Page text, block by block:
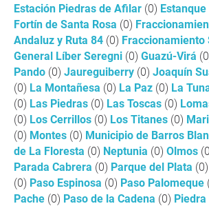
Estación Piedras de Afilar (0)
Fortín de Santa Rosa (0)
Andaluz y Ruta 84 (0) Fraccionamiento
General Líber Seregni (0) Guazú-Virá
Pando (0) Jaureguiberry (0) Joaquín
(0) La Montañesa (0) La Paz (0) La
(0) Las Piedras (0) Las Toscas (0)
(0) Los Cerrillos (0) Los Titanes (0)
(0) Montes (0) Municipio de Barros
de La Floresta (0) Neptunia (0) Olmos
Parada Cabrera (0) Parque del Plata (0)
(0) Paso Espinosa (0) Paso Palomeque
Pache (0) Paso de la Cadena (0) Piedra